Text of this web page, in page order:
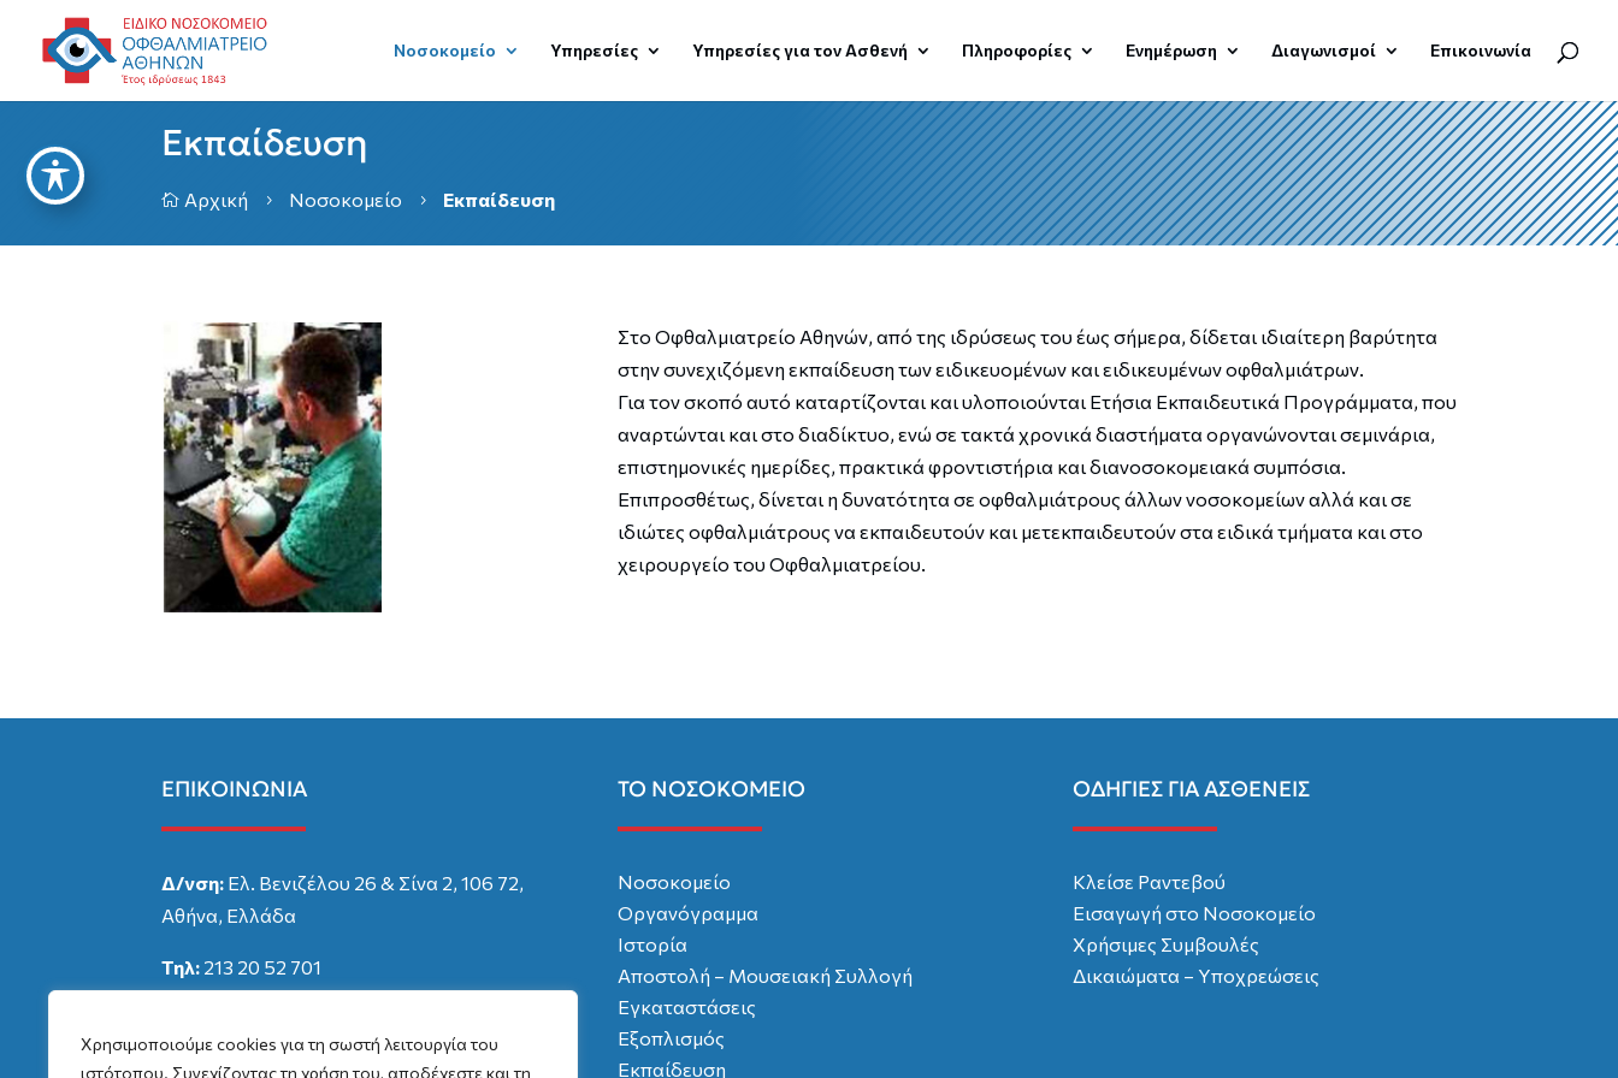
Χρησιμοποιούμε cookies για τη σωστή λειτουργία του
ιστότοπου. Συνεχίζοντας τη χρήση του, αποδέχεστε και τη
Νοσοκομείο Υπηρεσίες Υπηρεσίες για τον Ασθενή Πληροφορίες Ενημέρωση Διαγωνισμοί Επικοινωνία
Εκπαίδευση
 Αρχική 5 Νοσοκομείο 5 Εκπαίδευση
Στο Οφθαλμιατρείο Αθηνών, από της ιδρύσεως του έως σήμερα, δίδεται ιδιαίτερη βαρύτητα
στην συνεχιζόμενη εκπαίδευση των ειδικευομένων και ειδικευμένων οφθαλμιάτρων.
Για τον σκοπό αυτό καταρτίζονται και υλοποιούνται Ετήσια Εκπαιδευτικά Προγράμματα, που
αναρτώνται και στο διαδίκτυο, ενώ σε τακτά χρονικά διαστήματα οργανώνονται σεμινάρια,
επιστημονικές ημερίδες, πρακτικά φροντιστήρια και διανοσοκομειακά συμπόσια.
Επιπροσθέτως, δίνεται η δυνατότητα σε οφθαλμιάτρους άλλων νοσοκομείων αλλά και σε
ιδιώτες οφθαλμιάτρους να εκπαιδευτούν και μετεκπαιδευτούν στα ειδικά τμήματα και στο
χειρουργείο του Οφθαλμιατρείου.
ΕΠΙΚΟΙΝΩΝΙΑ
Δ/νση: Ελ. Βενιζέλου 26 & Σίνα 2, 106 72,
Αθήνα, Ελλάδα
Τηλ: 213 20 52 701
ΤΟ ΝΟΣΟΚΟΜΕΙΟ
Νοσοκομείο
Οργανόγραμμα
Ιστορία
Αποστολή – Μουσειακή Συλλογή
Εγκαταστάσεις
Εξοπλισμός
Εκπαίδευση
ΟΔΗΓΙΕΣ ΓΙΑ ΑΣΘΕΝΕΙΣ
Κλείσε Ραντεβού
Εισαγωγή στο Νοσοκομείο
Χρήσιμες Συμβουλές
Δικαιώματα – Υποχρεώσεις